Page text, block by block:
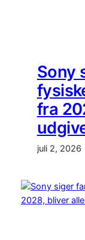
Sony
fra
juli 2, 2026